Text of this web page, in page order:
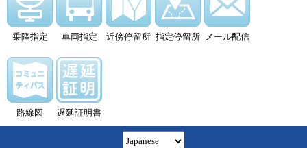
乗降指定 車両指定 近傍停留所 指定停留所 メール配信
路線図 遅延証明書